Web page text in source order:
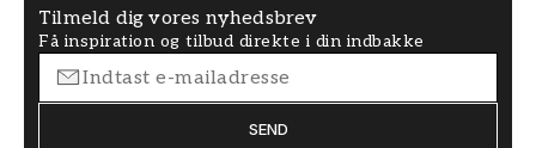
Tilmeld dig vores nyhedsbrev
Få inspiration og tilbud direkte i din indbakke
SEND